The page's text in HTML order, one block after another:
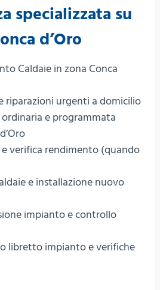
specializzata su
d’Oro
Caldaie in zona Conca
riparazioni urgenti a domicilio
e programmata
verifica rendimento (quando
e installazione nuovo
impianto e controllo
libretto impianto e verifiche